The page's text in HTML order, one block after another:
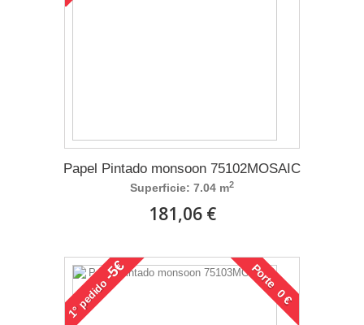
Papel Pintado monsoon 75102MOSAIC
Superficie: 7.04 m2
181,06 €
1°
pedido
-5€ Porte 0 €